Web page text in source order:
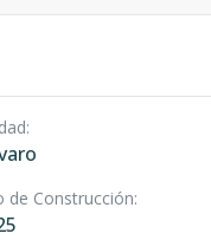
:
de Construcción: